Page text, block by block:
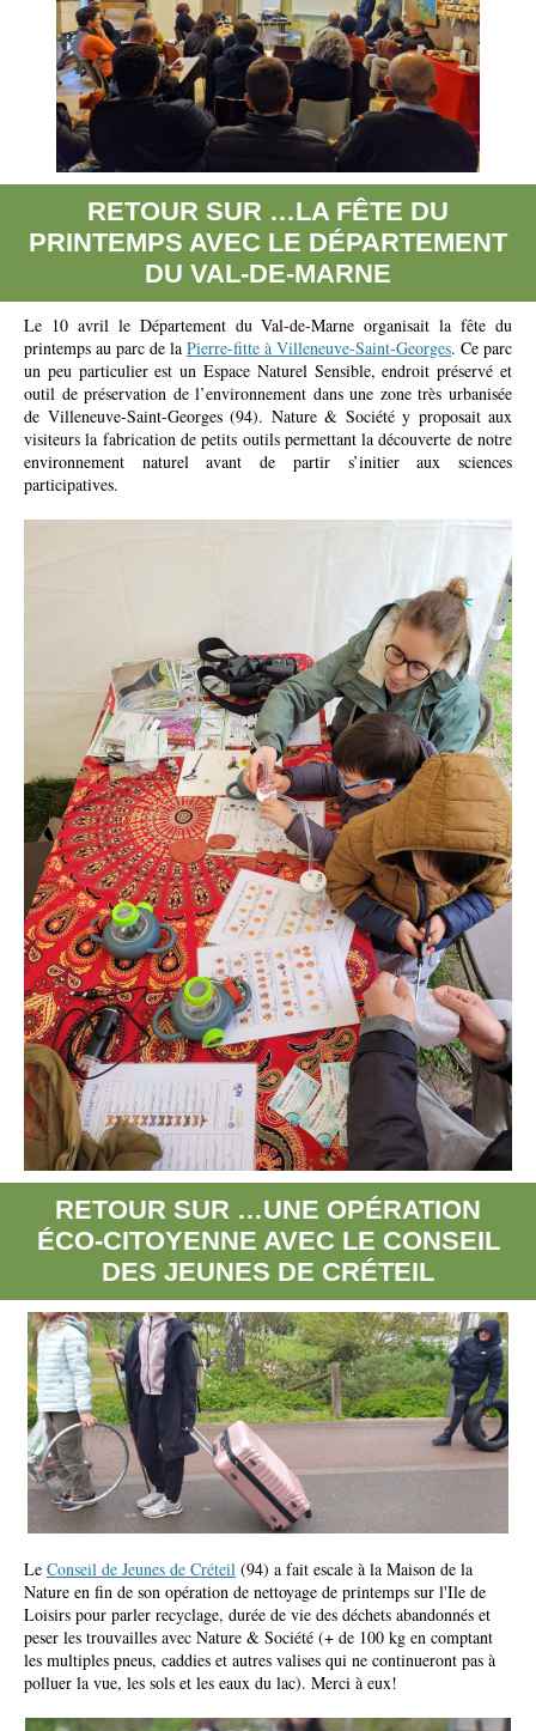
RETOUR SUR …LA FÊTE DU
PRINTEMPS AVEC LE DÉPARTEMENT
DU VAL-DE-MARNE
Le 10 avril le Département du Val-de-Marne organisait la fête du
printemps au parc de la Pierre-fitte à Villeneuve-Saint-Georges. Ce parc
un peu particulier est un Espace Naturel Sensible, endroit préservé et
outil de préservation de l’environnement dans une zone très urbanisée
de Villeneuve-Saint-Georges (94). Nature & Société y proposait aux
visiteurs la fabrication de petits outils permettant la découverte de notre
environnement naturel avant de partir s’initier aux sciences
participatives.
RETOUR SUR …UNE OPÉRATION
ÉCO-CITOYENNE AVEC LE CONSEIL
DES JEUNES DE CRÉTEIL
Le Conseil de Jeunes de Créteil (94) a fait escale à la Maison de la
Nature en fin de son opération de nettoyage de printemps sur l'Ile de
Loisirs pour parler recyclage, durée de vie des déchets abandonnés et
peser les trouvailles avec Nature & Société (+ de 100 kg en comptant
les multiples pneus, caddies et autres valises qui ne continueront pas à
polluer la vue, les sols et les eaux du lac). Merci à eux!